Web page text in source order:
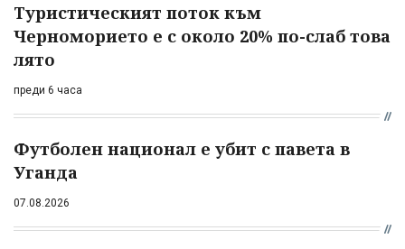
Туристическият поток към
Черноморието е с около 20% по-слаб това
лято
преди 6 часа
Футболен национал е убит с павета в
Уганда
07.08.2026